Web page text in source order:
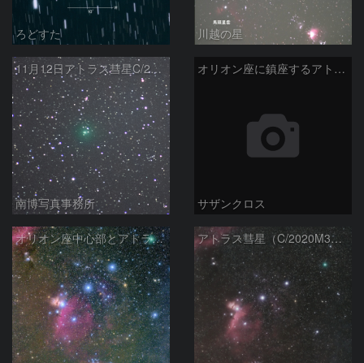
ろどすた 川越の星
11月12日アトラス彗星C/2020 M3
南博写真事務所
オリオン座に鎮座するアトラス彗星
サザンクロス
オリオン座中心部とアトラス彗星（C/2020M3） アトラス彗星（C/2020M3）とオリオン中心部